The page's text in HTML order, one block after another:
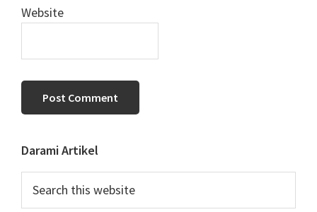
Website
Primary
Sidebar
Darami Artikel
this